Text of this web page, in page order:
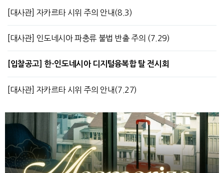
[대사관] 자카르타 시위 주의 안내(8.3)
[대사관] 인도네시아 파충류 불법 반출 주의 (7.29)
[입찰공고] 한-인도네시아 디지털융복합 탈 전시회
[대사관] 자카르타 시위 주의 안내(7.27)